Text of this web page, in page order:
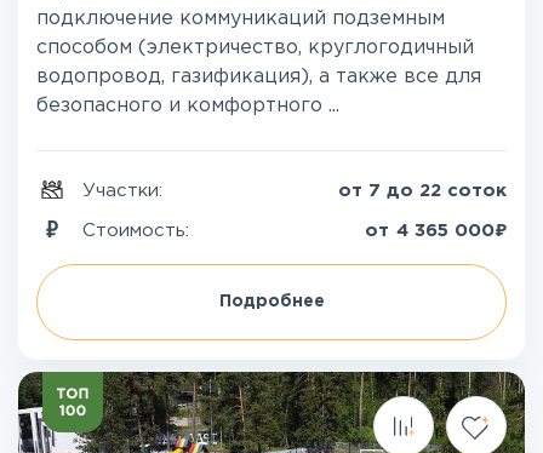
подключение коммуникаций подземным
способом (электричество, круглогодичный
водопровод, газификация), а также все для
безопасного и комфортного ...
Участки: от 7 до 22 соток
Стоимость: от 4 365 000₽
Подробнее